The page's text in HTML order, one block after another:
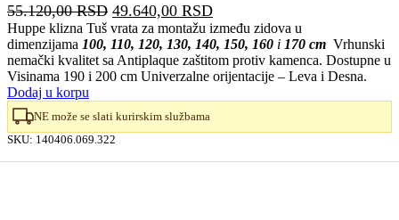
55.120,00RSD Originalna
cena
je
bila:
55.120,00 RSD.
49.640,00 RSDTrenutna
cena
je:
49.640,00 RSD.
Huppe klizna Tuš vrata za montažu između zidova u
dimenzijama 100, 110, 120, 130, 140, 150, 160 i 170 cm Vrhunski
nemački kvalitet sa Antiplaque zaštitom protiv kamenca. Dostupne u
Visinama 190 i 200 cm Univerzalne orijentacije – Leva i Desna.
Dodaj u korpu
NE može se slati kurirskim službama
SKU: 140406.069.322